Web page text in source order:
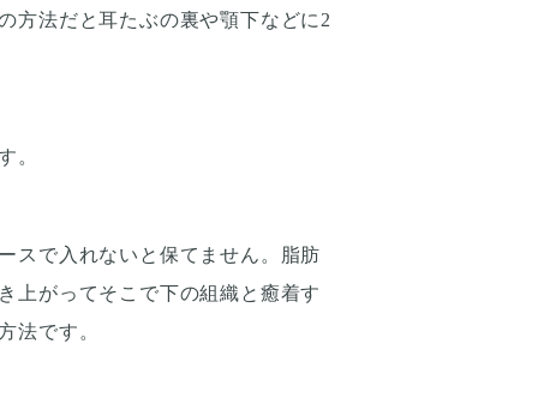
方法だと耳たぶの裏や顎下などに2
。
スで入れないと保てません。脂肪
上がってそこで下の組織と癒着す
法です。